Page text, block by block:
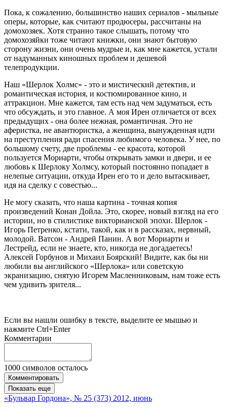
Пока, к сожалению, большинство наших сериалов - мыльные
оперы, которые, как считают продюсеры, рассчитаны на
домохозяек. Хотя странно такое слышать, потому что
домохозяйки тоже читают книжки, они знают бытовую
сторону жизни, они очень мудрые и, как мне кажется, устали
от надуманных киношных проблем и дешевой
телепродукции.
Наш «Шерлок Холмс» - это и мистический детектив, и
романтическая история, и костюмированное кино, и
аттракцион. Мне кажется, там есть над чем задуматься, есть
что обсуждать, и это главное. А моя Ирен отличается от всех
предыдущих - она более нежная, романтичная. Это не
аферистка, не авантюристка, а женщина, вынужденная идти
на преступления ради спасения любимого человека. У нее, по
большому счету, две проблемы - ее красота, которой
пользуется Мориарти, чтобы открывать замки и двери, и ее
любовь к Шерлоку Холмсу, который постоянно попадает в
нелепые ситуации, откуда Ирен его то и дело вытаскивает,
идя на сделку с совестью...
Не могу сказать, что наша картина - точная копия
произведений Конан Дойла. Это, скорее, новый взгляд на его
истории, но в стилистике викторианской эпохи. Шерлок -
Игорь Петренко, кстати, такой, как и в рассказах, нервный,
молодой. Ватсон - Андрей Панин. А вот Мориарти и
Лестрейд, если не знаете, кто, никогда не догадаетесь!
Алексей Горбунов и Михаил Боярский! Видите, как бы ни
любили вы английского «Шерлока» или советскую
экранизацию, снятую Игорем Масленниковым, нам тоже есть
чем удивить зрителя...
Если вы нашли ошибку в тексте, выделите ее мышью и
нажмите Ctrl+Enter
Комментарии
1000 символов осталось
Комментировать
Показать еще
«Бульвар Гордона», № 25 (373) 2012, июнь